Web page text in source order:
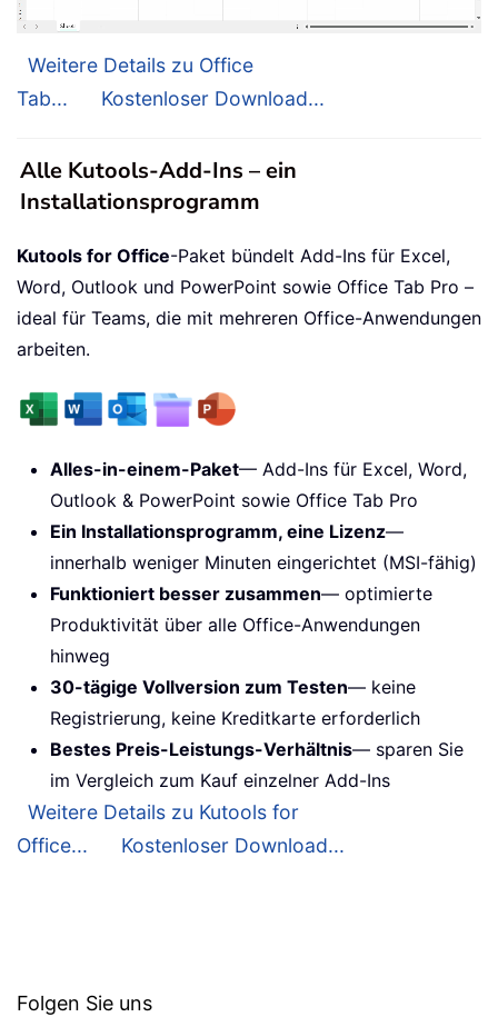
Weitere Details zu Office
Tab...
Kostenloser Download...
Alle Kutools-Add-Ins – ein
Installationsprogramm
Kutools for Office-Paket bündelt Add-Ins für Excel,
Word, Outlook und PowerPoint sowie Office Tab Pro –
ideal für Teams, die mit mehreren Office-Anwendungen
arbeiten.
Alles-in-einem-Paket— Add-Ins für Excel, Word,
Outlook & PowerPoint sowie Office Tab Pro
Ein Installationsprogramm, eine Lizenz—
innerhalb weniger Minuten eingerichtet (MSI-fähig)
Funktioniert besser zusammen— optimierte
Produktivität über alle Office-Anwendungen
hinweg
30-tägige Vollversion zum Testen— keine
Registrierung, keine Kreditkarte erforderlich
Bestes Preis-Leistungs-Verhältnis— sparen Sie
im Vergleich zum Kauf einzelner Add-Ins
Weitere Details zu Kutools for
Office...
Kostenloser Download...
Folgen Sie uns